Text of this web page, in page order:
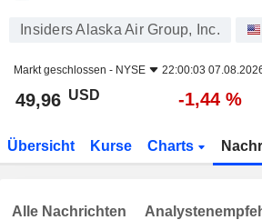
Insiders Alaska Air Group, Inc.
Markt geschlossen - NYSE 22:00:03
49,96 USD -1,44 %
Übersicht Kurse Charts
Alle Nachrichten